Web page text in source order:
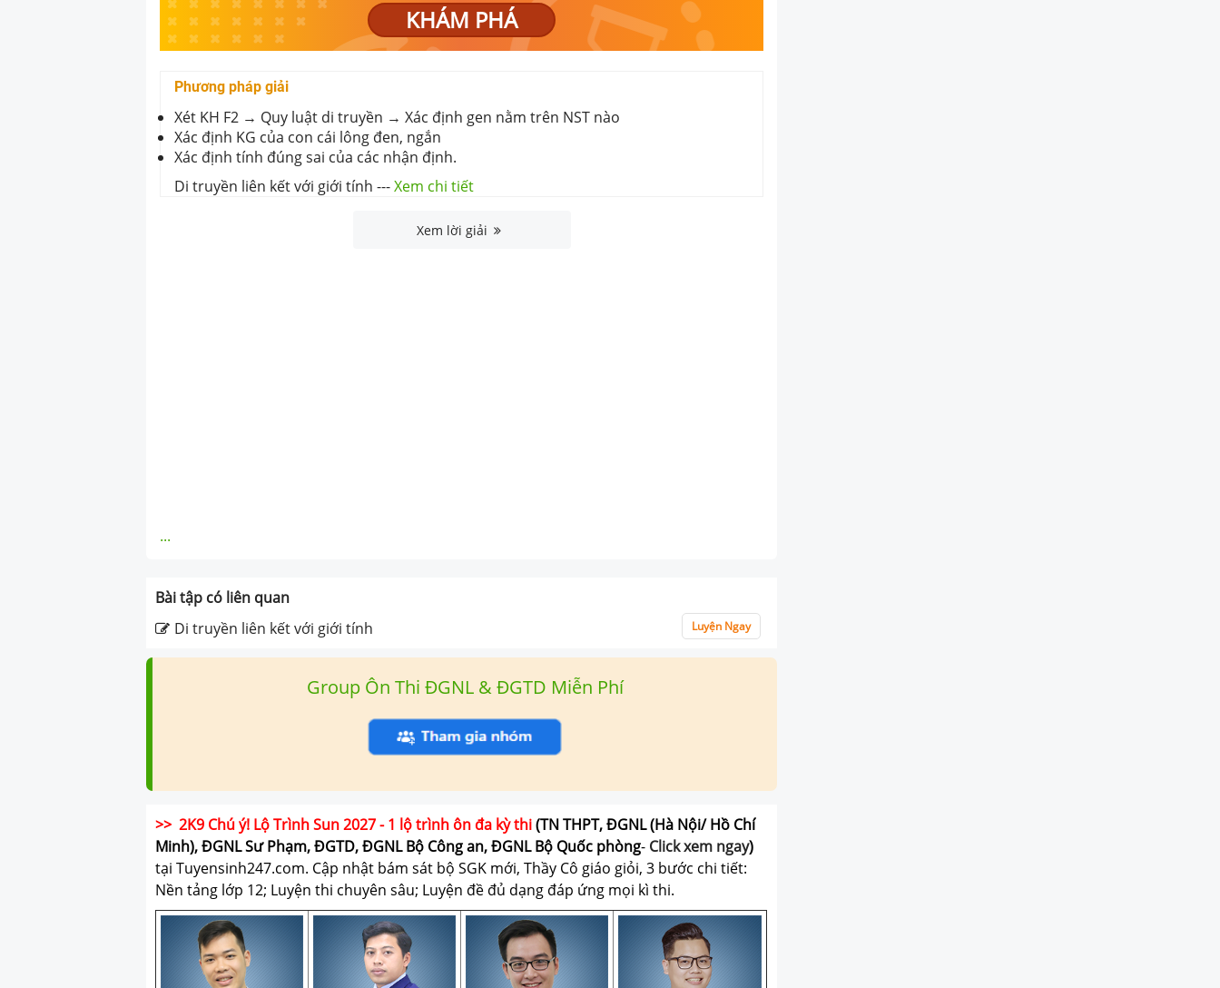
KHÁM PHÁ
Phương pháp giải
Xét KH F2 → Quy luật di truyền → Xác định gen nằm trên NST nào
Xác định KG của con cái lông đen, ngắn
Xác định tính đúng sai của các nhận định.
Di truyền liên kết với giới tính ---Xem chi tiết
Xem lời giải
...
Bài tập có liên quan
Di truyền liên kết với giới tính
Luyện Ngay
Group Ôn Thi ĐGNL & ĐGTD Miễn Phí
>> 2K9 Chú ý! Lộ Trình Sun 2027 - 1 lộ trình ôn đa kỳ thi(TN THPT, ĐGNL (Hà Nội/ Hồ Chí
Minh), ĐGNL Sư Phạm, ĐGTD, ĐGNL Bộ Công an, ĐGNL Bộ Quốc phòng- Click xem ngay)
tại Tuyensinh247.com. Cập nhật bám sát bộ SGK mới, Thầy Cô giáo giỏi, 3 bước chi tiết:
Nền tảng lớp 12; Luyện thi chuyên sâu; Luyện đề đủ dạng đáp ứng mọi kì thi.